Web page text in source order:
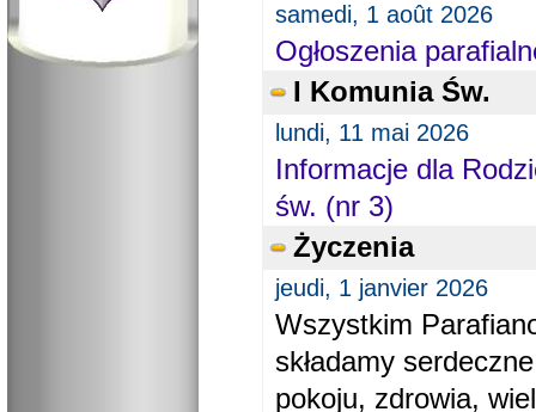
samedi, 1 août 2026
Ogłoszenia
I Komunia Św.
lundi, 11 mai 2026
Informacje dla
św. (nr 3)
Życzenia
jeudi, 1 janvier 2026
Wszystkim
składamy
pokoju, zdrowia,